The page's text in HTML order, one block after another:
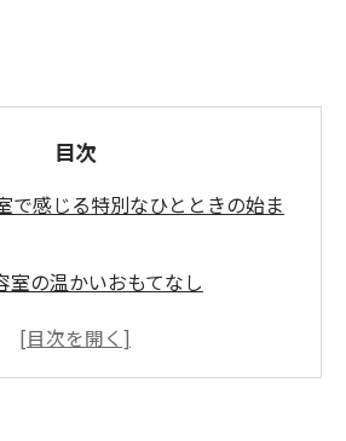
目次
で感じる特別なひとときの始ま
室の温かいおもてなし
を提供する高崎市の理容室